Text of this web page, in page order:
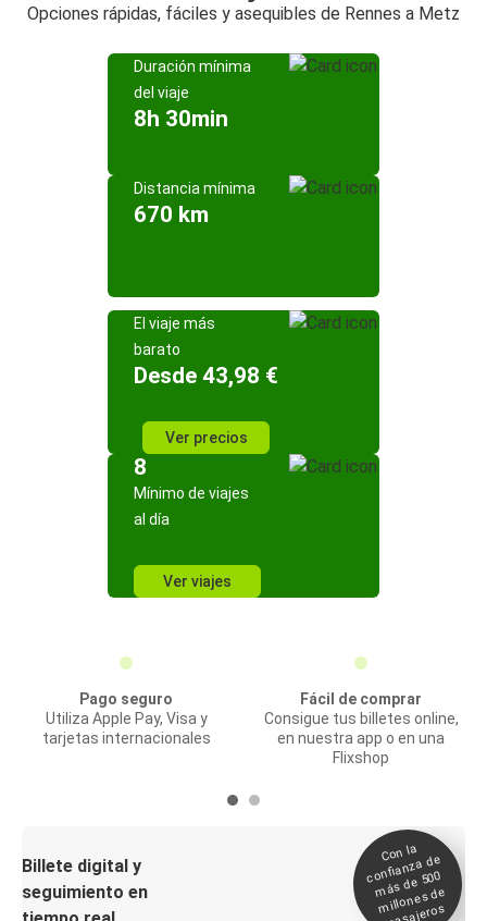
Opciones rápidas, fáciles y asequibles de Rennes a Metz
Duración mínima
del viaje
8h 30min
Distancia mínima
670 km
El viaje más
barato
Desde 43,98 €
Ver precios
8
Mínimo de viajes
al día
Ver viajes
Pago seguro
Utiliza Apple Pay, Visa y
tarjetas internacionales
Fácil de comprar
Consigue tus billetes online,
en nuestra app o en una
Flixshop
Billete digital y
seguimiento en
Con la
confianza de
más de 500
millones de